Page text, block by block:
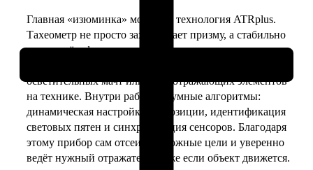
Главная «изюминка» модели – технология ATRplus.
Тахеометр не просто захватывает призму, а стабильно
держит её в фокусе, подстраиваясь под окружение:
осветительных мачт или светоотражающих элементов
на технике. Внутри работают умные алгоритмы:
динамическая настройка экспозиции, идентификация
световых пятен и синхронизация сенсоров. Благодаря
этому прибор сам отсеивает ложные цели и уверенно
ведёт нужный отражатель, даже если объект движется.